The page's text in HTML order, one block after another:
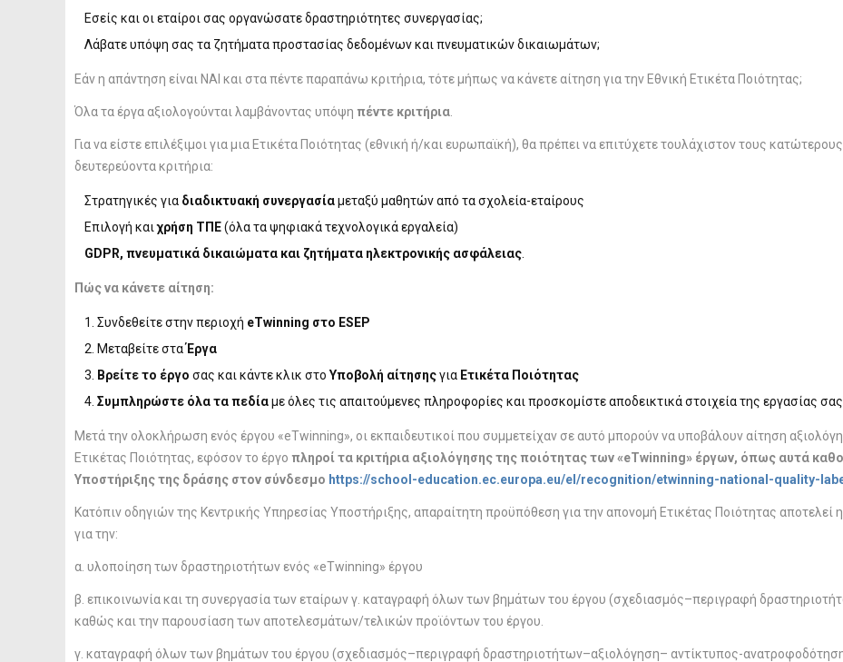
Εσείς και οι εταίροι σας οργανώσατε δραστηριότητες συνεργασίας;
Λάβατε υπόψη σας τα ζητήματα προστασίας δεδομένων και πνευματικών δικαιωμάτων;
Εάν η απάντηση είναι ΝΑΙ και στα πέντε παραπάνω κριτήρια, τότε μήπως να κάνετε αίτηση για την Εθνική Ετικέτα Ποιότητας;
Όλα τα έργα αξιολογούνται λαμβάνοντας υπόψη πέντε κριτήρια.
Για να είστε επιλέξιμοι για μια Ετικέτα Ποιότητας (εθνική ή/και ευρωπαϊκή), θα πρέπει να επιτύχετε τουλάχιστον τους
δευτερεύοντα κριτήρια:
Στρατηγικές για διαδικτυακή συνεργασίαμεταξύ μαθητών από τα σχολεία-εταίρους
Επιλογή καιχρήση ΤΠΕ(όλα τα ψηφιακά τεχνολογικά εργαλεία)
GDPR, πνευματικά δικαιώματα και ζητήματα ηλεκτρονικής ασφάλειας.
Πώς να κάνετε αίτηση:
Συνδεθείτε στην περιοχή eTwinning στο ESEP
Μεταβείτε σταΈργα
Βρείτε το έργο σας και κάντε κλικ στο Υποβολή αίτησηςγια Ετικέτα Ποιότητας
Συμπληρώστε όλα τα πεδίαμε όλες τις απαιτούμενες πληροφορίες και προσκομίστε αποδεικτικά στοιχεία της εργασίας
Μετά την ολοκλήρωση ενός έργου «eTwinning», οι εκπαιδευτικοί που συμμετείχαν σε αυτό μπορούν να υποβάλουν αίτηση
Ετικέτας Ποιότητας, εφόσον το έργο πληροί τα κριτήρια αξιολόγησης της ποιότητας των «eTwinning» έργων, όπως αυτά
Υποστήριξης της δράσης στον σύνδεσμο https://school-education.ec.europa.eu/el/recognition/etwinning-national-quality-
Κατόπιν οδηγιών της Κεντρικής Υπηρεσίας Υποστήριξης, απαραίτητη προϋπόθεση για την απονομή Ετικέτας Ποιότητας
για την:
α. υλοποίηση των δραστηριοτήτων ενός «eTwinning» έργου
β. επικοινωνία και τη συνεργασία των εταίρων γ. καταγραφή όλων των βημάτων του έργου (σχεδιασμός–περιγραφή
καθώς και την παρουσίαση των αποτελεσμάτων/τελικών προϊόντων του έργου.
γ. καταγραφή όλων των βημάτων του έργου (σχεδιασμός–περιγραφή δραστηριοτήτων–αξιολόγηση– αντίκτυπος-